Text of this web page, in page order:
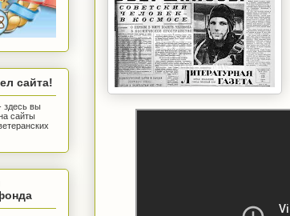
сайта!
здесь вы
сайты